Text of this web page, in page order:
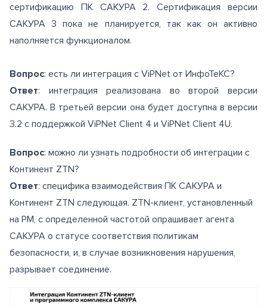
сертификацию ПК САКУРА 2. Сертификация версии
САКУРА 3 пока не планируется, так как он активно
наполняется функционалом.
Вопрос: есть ли интеграция с ViPNet от ИнфоТеКС?
Ответ: интеграция реализована во второй версии
САКУРА. В третьей версии она будет доступна в версии
3.2 с поддержкой ViPNet Client 4 и ViPNet Client 4U.
Вопрос: можно ли узнать подробности об интеграции с
Континент ZTN?
Ответ: специфика взаимодействия ПК САКУРА и
Континент ZTN следующая. ZTN-клиент, установленный
на РМ, с определенной частотой опрашивает агента
САКУРА о статусе соответствия политикам
безопасности, и, в случае возникновения нарушения,
разрывает соединение.